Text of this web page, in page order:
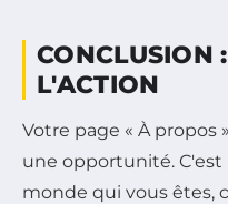
CONCLUSION
L'ACTION
Votre page « À propos
une opportunité.
monde qui vous êtes,